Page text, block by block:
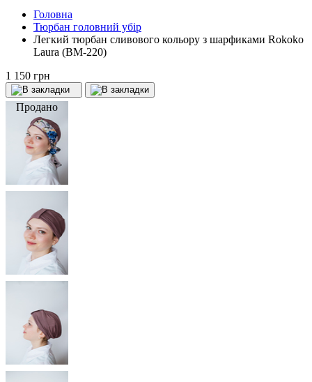
Головна
Тюрбан головний убір
Легкий тюрбан сливового кольору з шарфиками Rokoko
Laura (BM-220)
1 150 грн
Продано